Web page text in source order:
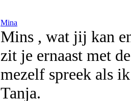
Mina
Mins , wat jij kan
zit je ernaast met
mezelf spreek als
Tanja.